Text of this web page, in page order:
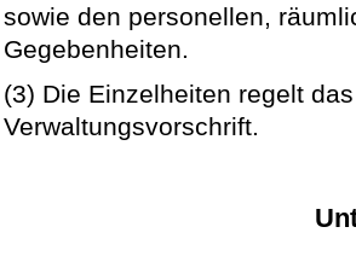
sowie den personellen,
Gegebenheiten.
(3) Die Einzelheiten regelt
Verwaltungsvorschrift.